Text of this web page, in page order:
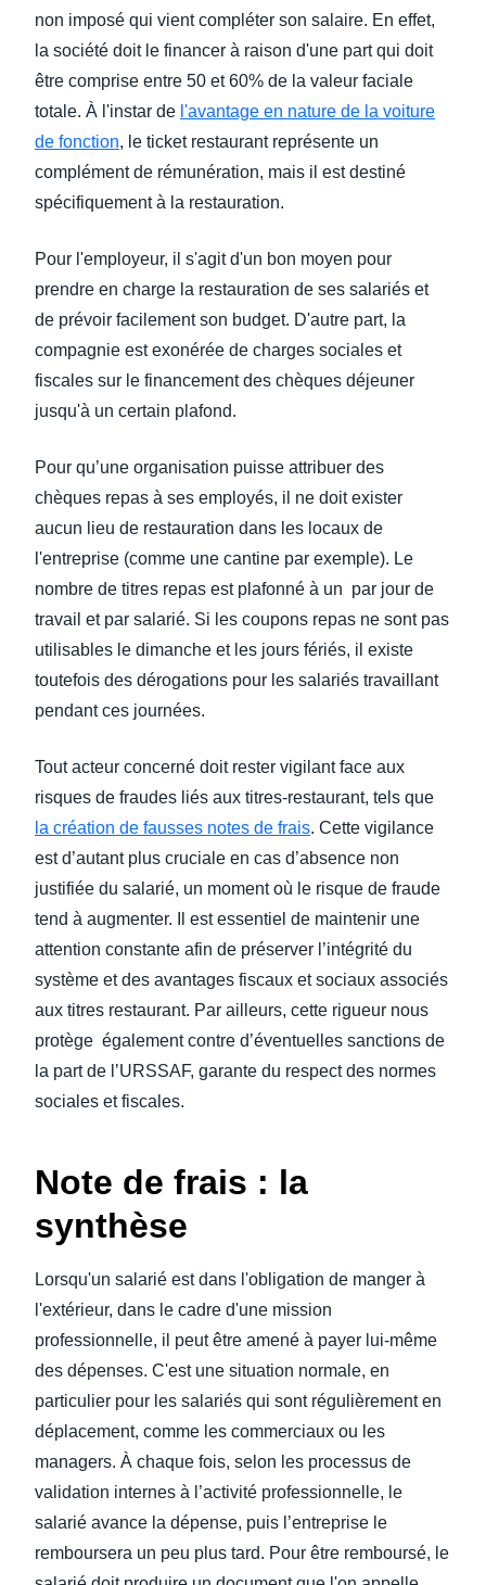
non imposé qui vient compléter son salaire. En effet,
la société doit le financer à raison d'une part qui doit
être comprise entre 50 et 60% de la valeur faciale
totale. À l'instar de l'avantage en nature de la voiture
de fonction, le ticket restaurant représente un
complément de rémunération, mais il est destiné
spécifiquement à la restauration.
Pour l'employeur, il s'agit d'un bon moyen pour
prendre en charge la restauration de ses salariés et
de prévoir facilement son budget. D'autre part, la
compagnie est exonérée de charges sociales et
fiscales sur le financement des chèques déjeuner
jusqu'à un certain plafond.
Pour qu’une organisation puisse attribuer des
chèques repas à ses employés, il ne doit exister
aucun lieu de restauration dans les locaux de
l'entreprise (comme une cantine par exemple). Le
nombre de titres repas est plafonné à un par jour de
travail et par salarié. Si les coupons repas ne sont pas
utilisables le dimanche et les jours fériés, il existe
toutefois des dérogations pour les salariés travaillant
pendant ces journées.
Tout acteur concerné doit rester vigilant face aux
risques de fraudes liés aux titres-restaurant, tels que
la création de fausses notes de frais. Cette vigilance
est d’autant plus cruciale en cas d’absence non
justifiée du salarié, un moment où le risque de fraude
tend à augmenter. Il est essentiel de maintenir une
attention constante afin de préserver l’intégrité du
système et des avantages fiscaux et sociaux associés
aux titres restaurant. Par ailleurs, cette rigueur nous
protège également contre d’éventuelles sanctions de
la part de l’URSSAF, garante du respect des normes
sociales et fiscales.
Note de frais : la
synthèse
Lorsqu'un salarié est dans l'obligation de manger à
l'extérieur, dans le cadre d'une mission
professionnelle, il peut être amené à payer lui-même
des dépenses. C'est une situation normale, en
particulier pour les salariés qui sont régulièrement en
déplacement, comme les commerciaux ou les
managers. À chaque fois, selon les processus de
validation internes à l’activité professionnelle, le
salarié avance la dépense, puis l’entreprise le
remboursera un peu plus tard. Pour être remboursé, le